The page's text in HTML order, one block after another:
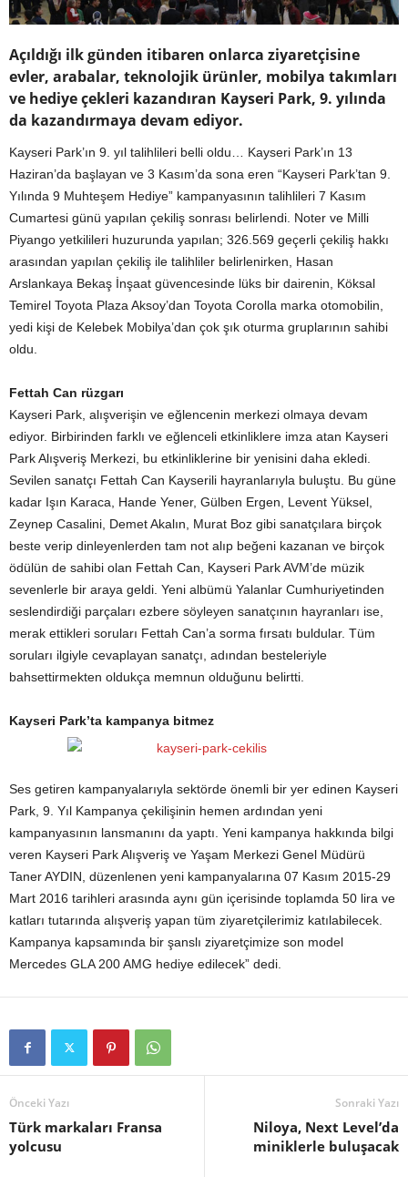
Açıldığı ilk günden itibaren onlarca ziyaretçisine
evler, arabalar, teknolojik ürünler, mobilya takımları
ve hediye çekleri kazandıran Kayseri Park, 9. yılında
da kazandırmaya devam ediyor.
Kayseri Park’ın 9. yıl talihlileri belli oldu… Kayseri Park’ın 13
Haziran’da başlayan ve 3 Kasım’da sona eren “Kayseri Park’tan 9.
Yılında 9 Muhteşem Hediye” kampanyasının talihlileri 7 Kasım
Cumartesi günü yapılan çekiliş sonrası belirlendi. Noter ve Milli
Piyango yetkilileri huzurunda yapılan; 326.569 geçerli çekiliş hakkı
arasından yapılan çekiliş ile talihliler belirlenirken, Hasan
Arslankaya Bekaş İnşaat güvencesinde lüks bir dairenin, Köksal
Temirel Toyota Plaza Aksoy’dan Toyota Corolla marka otomobilin,
yedi kişi de Kelebek Mobilya’dan çok şık oturma gruplarının sahibi
oldu.
Fettah Can rüzgarı
Kayseri Park, alışverişin ve eğlencenin merkezi olmaya devam
ediyor. Birbirinden farklı ve eğlenceli etkinliklere imza atan Kayseri
Park Alışveriş Merkezi, bu etkinliklerine bir yenisini daha ekledi.
Sevilen sanatçı Fettah Can Kayserili hayranlarıyla buluştu. Bu güne
kadar Işın Karaca, Hande Yener, Gülben Ergen, Levent Yüksel,
Zeynep Casalini, Demet Akalın, Murat Boz gibi sanatçılara birçok
beste verip dinleyenlerden tam not alıp beğeni kazanan ve birçok
ödülün de sahibi olan Fettah Can, Kayseri Park AVM’de müzik
sevenlerle bir araya geldi. Yeni albümü Yalanlar Cumhuriyetinden
seslendirdiği parçaları ezbere söyleyen sanatçının hayranları ise,
merak ettikleri soruları Fettah Can’a sorma fırsatı buldular. Tüm
soruları ilgiyle cevaplayan sanatçı, adından besteleriyle
bahsettirmekten oldukça memnun olduğunu belirtti.
Kayseri Park’ta kampanya bitmez
Ses getiren kampanyalarıyla sektörde önemli bir yer edinen Kayseri
Park, 9. Yıl Kampanya çekilişinin hemen ardından yeni
kampanyasının lansmanını da yaptı. Yeni kampanya hakkında bilgi
veren Kayseri Park Alışveriş ve Yaşam Merkezi Genel Müdürü
Taner AYDIN, düzenlenen yeni kampanyalarına 07 Kasım 2015-29
Mart 2016 tarihleri arasında aynı gün içerisinde toplamda 50 lira ve
katları tutarında alışveriş yapan tüm ziyaretçilerimiz katılabilecek.
Kampanya kapsamında bir şanslı ziyaretçimize son model
Mercedes GLA 200 AMG hediye edilecek” dedi.
Önceki Yazı
Türk markaları Fransa
yolcusu
Sonraki Yazı
Niloya, Next Level’da
miniklerle buluşacak